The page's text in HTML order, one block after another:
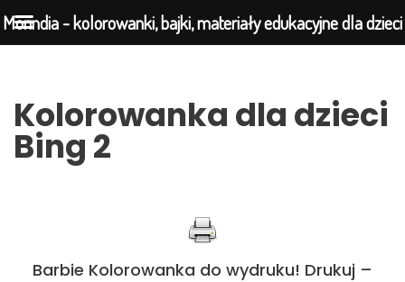
do
treści
Kolorowanka dla dzieci
Bing 2
Barbie Kolorowanka do wydruku! Drukuj –
Morindia - kolorowanki, bajki, materiały edukacyjne dla dzieci